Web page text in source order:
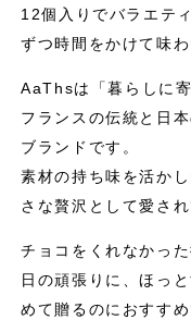
12個入りでバラエテ
ずつ時間をかけて味
AaThsは「暮らしに
フランスの伝統と日
ブランドです。
素材の持ち味を活か
さな贅沢として愛され
チョコをくれなかっ
日の頑張りに、ほっ
めて贈るのにおすすめ